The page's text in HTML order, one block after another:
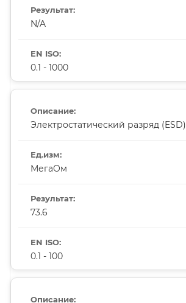
N/A
0.1 - 1000
Электростатический разряд (ESD)
МегаОм
73.6
0.1 - 100